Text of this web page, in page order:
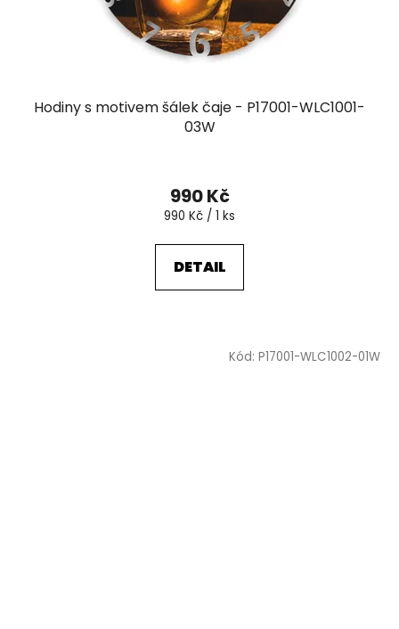
Hodiny s motivem šálek čaje - P17001-WLC1001-
03W
990 Kč
Měrná
990 Kč / 1 ks
DETAIL
Kód: P17001-WLC1002-01W